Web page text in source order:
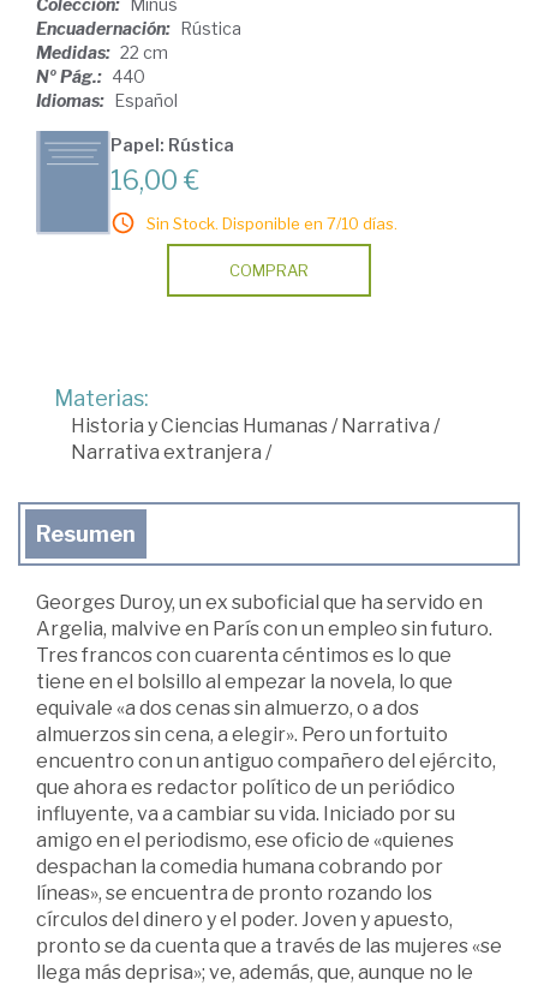
Colección: Minus
Encuadernación: Rústica
Medidas: 22 cm
Nº Pág.: 440
Idiomas: Español
Papel: Rústica
16,00 €
Sin Stock. Disponible en 7/10 días.
COMPRAR
Materias:
Historia y Ciencias Humanas/Narrativa /
Narrativa extranjera /
Resumen
Georges Duroy, un ex suboficial que ha servido en
Argelia, malvive en París con un empleo sin futuro.
Tres francos con cuarenta céntimos es lo que
tiene en el bolsillo al empezar la novela, lo que
equivale «a dos cenas sin almuerzo, o a dos
almuerzos sin cena, a elegir». Pero un fortuito
encuentro con un antiguo compañero del ejército,
que ahora es redactor político de un periódico
influyente, va a cambiar su vida. Iniciado por su
amigo en el periodismo, ese oficio de «quienes
despachan la comedia humana cobrando por
líneas», se encuentra de pronto rozando los
círculos del dinero y el poder. Joven y apuesto,
pronto se da cuenta que a través de las mujeres «se
llega más deprisa»; ve, además, que, aunque no le